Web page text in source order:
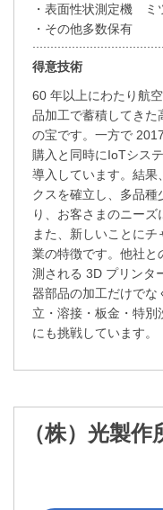
・表面性状測定機
・その他多数保有
得意技術
60 年以上にわたり航
品加工で蓄積してきた
の宝です。一方で
購入と同時にIoTシス
導入しています。結果
クスを確立し、多品種
り、お客さまのニーズ
また、新しいことに
業の特徴です。他社と
測される 3D プリンタ
器部品の加工だけでな
立・溶接・板金・特
にも挑戦しています。
（株）光製作